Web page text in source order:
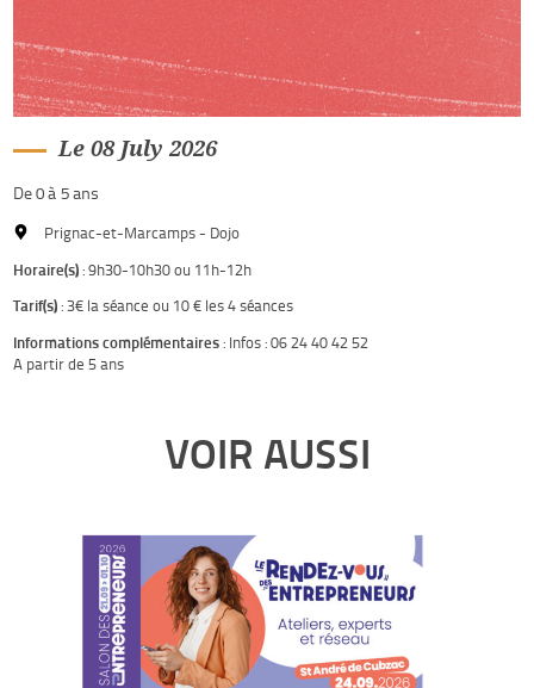
Le 08 July 2026
De 0 à 5 ans
Prignac-et-Marcamps - Dojo
Horaire(s) : 9h30-10h30 ou 11h-12h
Tarif(s) : 3€ la séance ou 10 € les 4 séances
Informations complémentaires : Infos : 06 24 40 42 52
A partir de 5 ans
VOIR AUSSI